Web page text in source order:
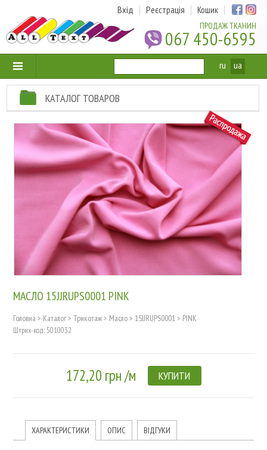
ПРОДАЖ ТКАНИН
067 450-6595
Вхід Реєстрація Кошик
ru ua
КАТАЛОГ ТОВАРОВ
МАСЛО 15JJRUPS0001 PINK
Головна > Каталог> Трикотаж> Масло> 15JJRUPS0001> PINK
Штрих-код: 5010032
172,20 грн /м КУПИТИ
ХАРАКТЕРИСТИКИ ОПИС ВІДГУКИ